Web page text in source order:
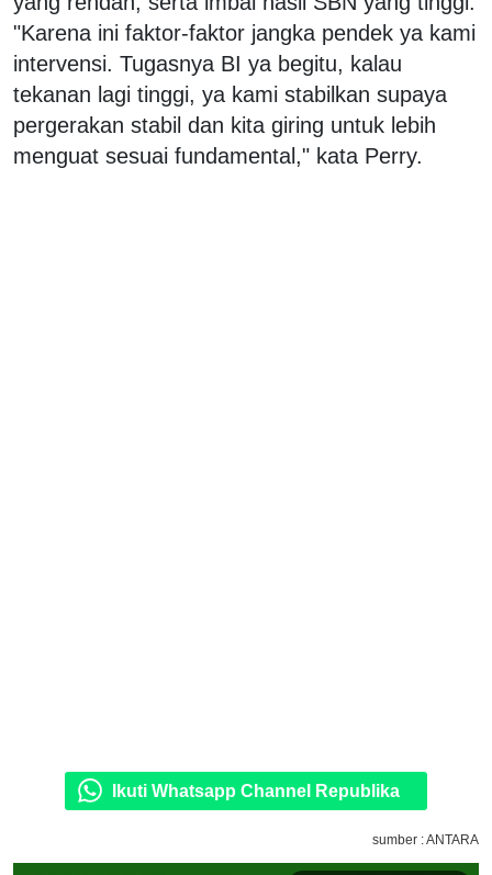
"Karena ini faktor-faktor jangka pendek ya kami
intervensi. Tugasnya BI ya begitu, kalau
tekanan lagi tinggi, ya kami stabilkan supaya
pergerakan stabil dan kita giring untuk lebih
menguat sesuai fundamental," kata Perry.
Ikuti Whatsapp Channel Republika
sumber : ANTARA